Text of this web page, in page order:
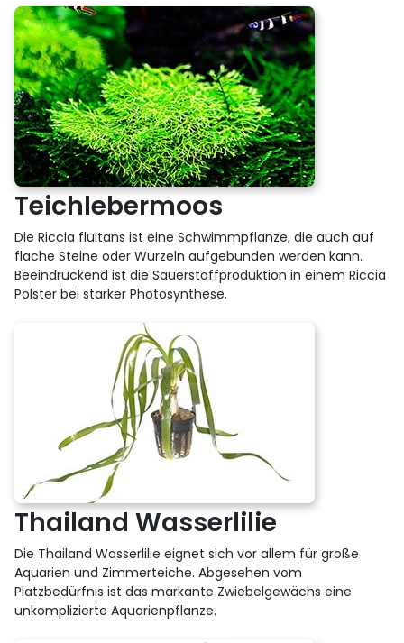
Teichlebermoos
Die Riccia fluitans ist eine Schwimmpflanze, die auch auf
flache Steine oder Wurzeln aufgebunden werden kann.
Beeindruckend ist die Sauerstoffproduktion in einem Riccia
Polster bei starker Photosynthese.
Thailand Wasserlilie
Die Thailand Wasserlilie eignet sich vor allem für große
Aquarien und Zimmerteiche. Abgesehen vom
Platzbedürfnis ist das markante Zwiebelgewächs eine
unkomplizierte Aquarienpflanze.